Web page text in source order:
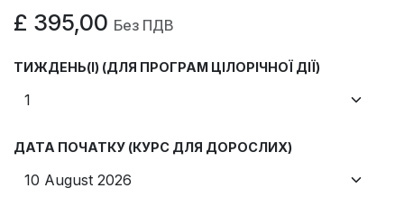
£ 395,00 Без ПДВ
ТИЖДЕНЬ(І) (ДЛЯ ПРОГРАМ ЦІЛОРІЧНОЇ ДІЇ)
ДАТА ПОЧАТКУ (КУРС ДЛЯ ДОРОСЛИХ)